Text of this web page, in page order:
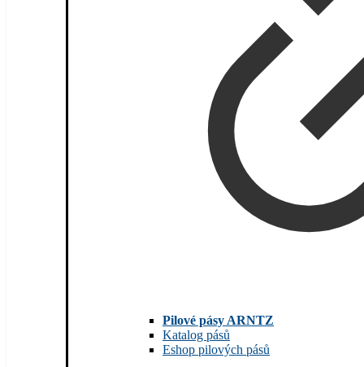
Pilové pásy ARNTZ
Katalog pásů
Eshop pilových pásů